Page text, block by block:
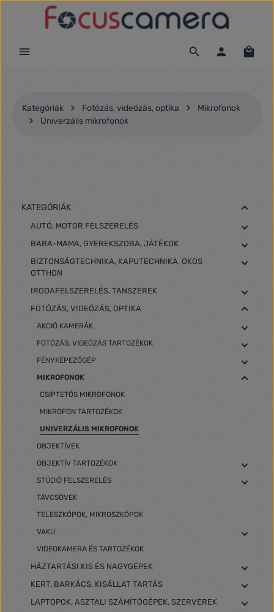
Ugrás a fő tartalomra
Kategóriák Fotózás, videózás, optika
Mikrofonok
Univerzális mikrofonok
KATEGÓRIÁK
AUTÓ, MOTOR FELSZERELÉS
BABA-MAMA, GYEREKSZOBA, JÁTÉKOK
BIZTONSÁGTECHNIKA, KAPUTECHNIKA, OKOS
OTTHON
IRODAFELSZERELÉS, TANSZEREK
FOTÓZÁS, VIDEÓZÁS, OPTIKA
AKCIÓ KAMERÁK
FOTÓZÁS, VIDEÓZÁS TARTOZÉKOK
FÉNYKÉPEZŐGÉP
MIKROFONOK
CSIPTETŐS MIKROFONOK
MIKROFON TARTOZÉKOK
UNIVERZÁLIS MIKROFONOK
OBJEKTÍVEK
OBJEKTÍV TARTOZÉKOK
STÚDIÓ FELSZERELÉS
TÁVCSÖVEK
TELESZKÓPOK, MIKROSZKÓPOK
VAKU
VIDEOKAMERA ÉS TARTOZÉKOK
HÁZTARTÁSI KIS ÉS NAGYGÉPEK
KERT, BARKÁCS, KISÁLLAT TARTÁS
LAPTOPOK, ASZTALI SZÁMÍTÓGÉPEK, SZERVEREK